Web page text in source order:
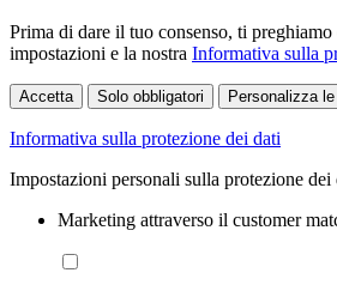
Prima di dare il tuo consenso, ti
impostazioni e la nostra Informativa sulla
Accetta Solo obbligatori Personalizza
Informativa sulla protezione dei dati
Impostazioni personali sulla protezione dei
Marketing attraverso il customer